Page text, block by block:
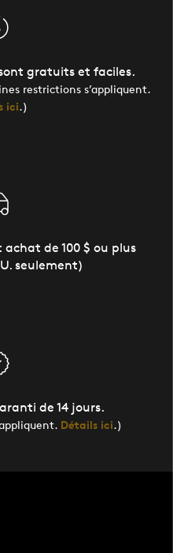
gratuits et faciles.
restrictions s’appliquent.
ici.)
de 100 $ ou plus
seulement)
de 14 jours.
Détails ici.)